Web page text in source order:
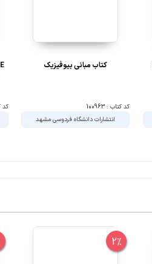
کتاب مبانی بیوفیزیک
کد کتاب : 100963
انتشارات دانشگاه فردوسی مشهد
کد
2%